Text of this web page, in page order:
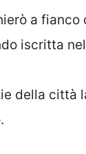
a fianco
iscritta
della città